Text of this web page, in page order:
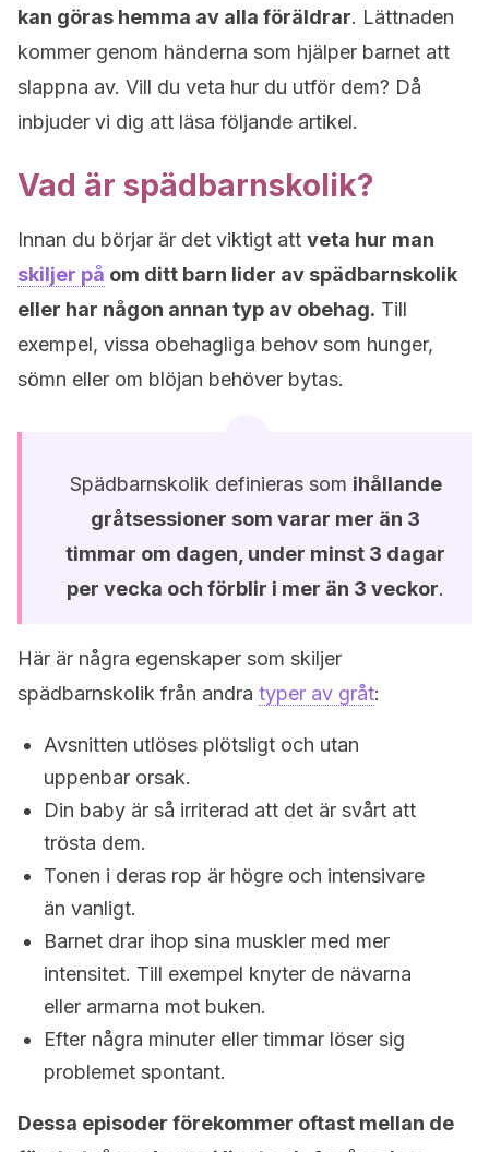
kan göras hemma av alla föräldrar. Lättnaden
kommer genom händerna som hjälper barnet att
slappna av. Vill du veta hur du utför dem? Då
inbjuder vi dig att läsa följande artikel.
Vad är spädbarnskolik?
Innan du börjar är det viktigt att veta hur man
skiljer på om ditt barn lider av spädbarnskolik
eller har någon annan typ av obehag. Till
exempel, vissa obehagliga behov som hunger,
sömn eller om blöjan behöver bytas.
Spädbarnskolik definieras som ihållande
gråtsessioner som varar mer än 3
timmar om dagen, under minst 3 dagar
per vecka och förblir i mer än 3 veckor.
Här är några egenskaper som skiljer
spädbarnskolik från andra typer av gråt:
Avsnitten utlöses plötsligt och utan
uppenbar orsak.
Din baby är så irriterad att det är svårt att
trösta dem.
Tonen i deras rop är högre och intensivare
än vanligt.
Barnet drar ihop sina muskler med mer
intensitet. Till exempel knyter de nävarna
eller armarna mot buken.
Efter några minuter eller timmar löser sig
problemet spontant.
Dessa episoder förekommer oftast mellan de